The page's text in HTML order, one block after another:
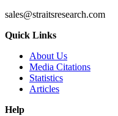
sales@straitsresearch.com
Quick Links
About Us
Media Citations
Statistics
Articles
Help